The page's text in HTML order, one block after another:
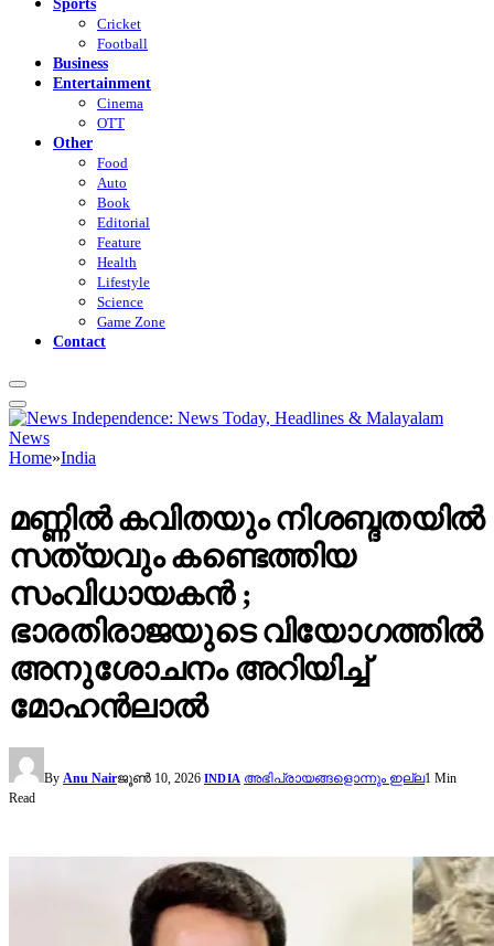
Cricket
Football
Business
Entertainment
Cinema
OTT
Other
Food
Auto
Book
Editorial
Feature
Health
Lifestyle
Science
Game Zone
Contact
Home»India
മണ്ണിൽ കവിതയും നിശബ്ദതയിൽ
സത്യവും കണ്ടെത്തിയ
സംവിധായകൻ ;
ഭാരതിരാജയുടെ വിയോഗത്തിൽ
അനുശോചനം അറിയിച്ച്
മോഹൻലാൽ
By Anu Nairജൂൺ 10, 2026 INDIA അഭിപ്രായങ്ങളൊന്നും ഇല്ല1 Min
Read